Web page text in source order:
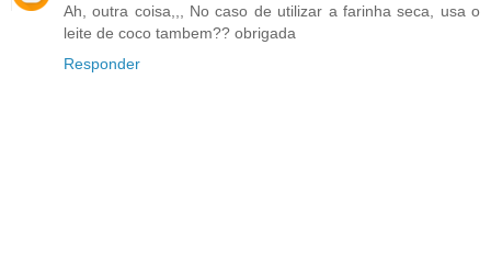
Ah, outra coisa,,, No caso de utilizar a farinha seca, usa o
leite de coco tambem?? obrigada
Responder